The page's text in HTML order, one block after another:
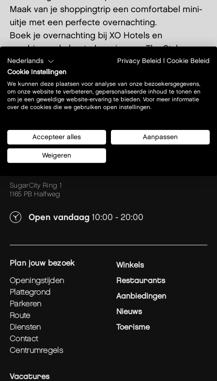
Maak van je shoppingtrip een comfortabel mini-
uitje met een perfecte overnachting.
Boek je overnachting bij XO Hotels en
combineer de beste koopjes van The Style
Outlets met het beste comfort in de regio
Amsterdam.
SugarCity Ring 1
1165 PB Halfweg
Open vandaag 10:00 - 20:00
plan jouw bezoek
openingstijden
plattegrond
parkeren
route
diensten
contact
centrumregels
Winkels
Restaurants
Aanbiedingen
Nieuws
Toerisme
Vacatures
Nederlands Privacy Beleid
Cookie Beleid
Cookie Instellingen
We kunnen deze plaatsen voor analyse van onze bezoekersgegevens,
om onze website te verbeteren, gepersonaliseerde inhoud te tonen en
om je een geweldige website-ervaring te bieden. Voor meer informatie
over de cookies die we gebruiken open instellingen.
Accepteer alles Aanpassen
Weigeren